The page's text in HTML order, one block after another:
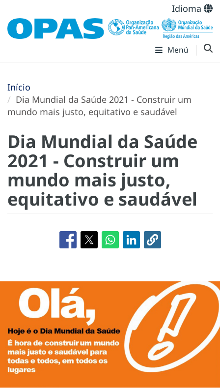
Idioma
Menú
Início
Dia Mundial da Saúde 2021 - Construir um
mundo mais justo, equitativo e saudável
Dia Mundial da Saúde
2021 - Construir um
mundo mais justo,
equitativo e saudável